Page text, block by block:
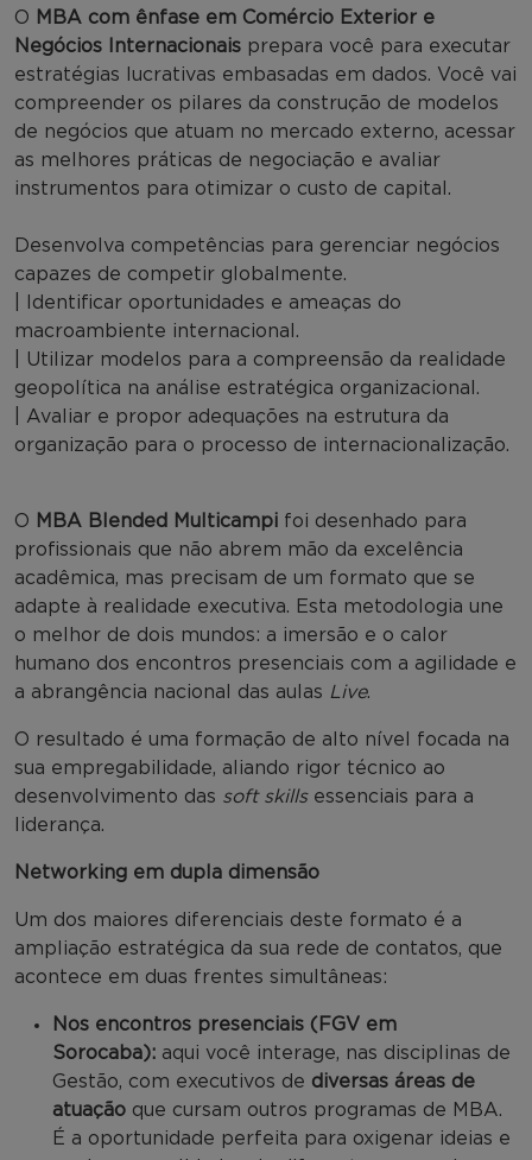
O MBA com ênfase em Comércio Exterior e
Negócios Internacionais prepara você para executar
estratégias lucrativas embasadas em dados. Você vai
compreender os pilares da construção de modelos
de negócios que atuam no mercado externo, acessar
as melhores práticas de negociação e avaliar
instrumentos para otimizar o custo de capital.
Desenvolva competências para gerenciar negócios
capazes de competir globalmente.
| Identificar oportunidades e ameaças do
macroambiente internacional.
| Utilizar modelos para a compreensão da realidade
geopolítica na análise estratégica organizacional.
| Avaliar e propor adequações na estrutura da
organização para o processo de internacionalização.
O MBA Blended Multicampi foi desenhado para
profissionais que não abrem mão da excelência
acadêmica, mas precisam de um formato que se
adapte à realidade executiva. Esta metodologia une
o melhor de dois mundos: a imersão e o calor
humano dos encontros presenciais com a agilidade e
a abrangência nacional das aulas Live.
O resultado é uma formação de alto nível focada na
sua empregabilidade, aliando rigor técnico ao
desenvolvimento das soft skillsessenciais para a
liderança.
Networking em dupla dimensão
Um dos maiores diferenciais deste formato é a
ampliação estratégica da sua rede de contatos, que
acontece em duas frentes simultâneas:
Nos encontros presenciais (FGV em
Sorocaba): aqui você interage, nas disciplinas de
Gestão, com executivos de diversas áreas de
atuação que cursam outros programas de MBA.
É a oportunidade perfeita para oxigenar ideias e